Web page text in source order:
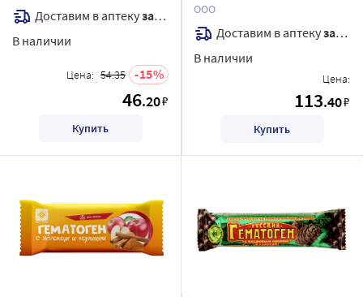
Доставим в аптекузавтра
В наличии
Цена: 54.35 15
46.20₽
Купить
ООО
Доставим в аптекузавтра
В наличии
Цена:
113.40₽
Купить